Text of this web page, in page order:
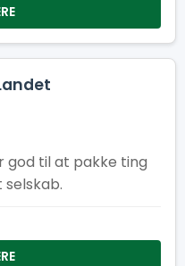
god til at pakke ting